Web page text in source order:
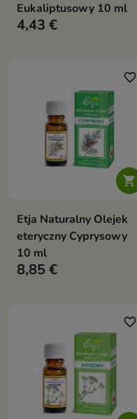
Eukaliptusowy 10 ml
4,43 €

favorite_border
Etja Naturalny Olejek
eteryczny Cyprysowy
10 ml
8,85 €
favorite_border